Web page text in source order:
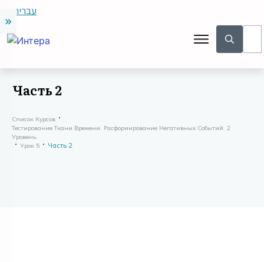
עברית
Часть 2
Список Курсов
Тестирование Ткани Времени. Расформирование Негативных Событий. 2
Уровень.
Урок 5
Часть 2